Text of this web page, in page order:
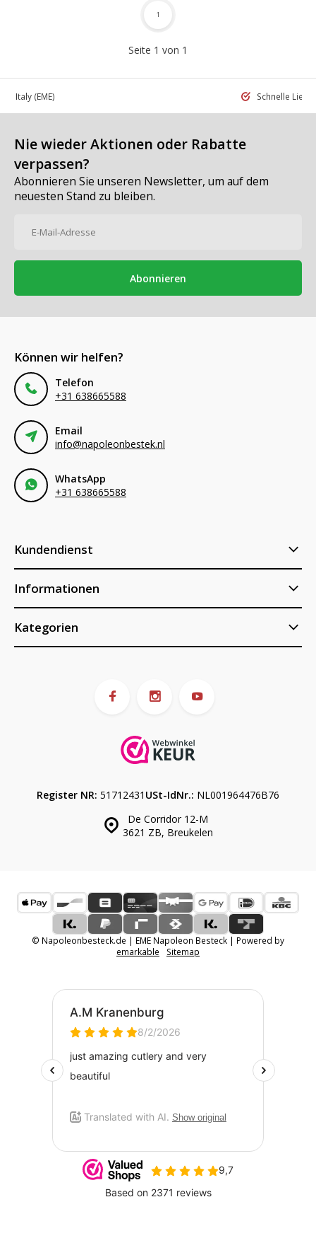
Seite 1 von 1
1
in Italy (EME) Schnelle
Nie wieder Aktionen oder Rabatte
verpassen?
Abonnieren Sie unseren Newsletter, um auf dem
neuesten Stand zu bleiben.
Abonnieren
Können wir helfen?
Telefon
+31 638665588
Email
info@napoleonbestek.nl
WhatsApp
+31 638665588
Kundendienst
Informationen
Kategorien
De Corridor 12-M
3621 ZB, Breukelen
Register NR: 51712431 USt-IdNr.: NL001964476B76
© Napoleonbesteck.de | EME Napoleon Besteck | Powered by
emarkable
Sitemap